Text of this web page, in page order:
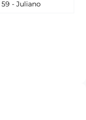
59 - Juliano